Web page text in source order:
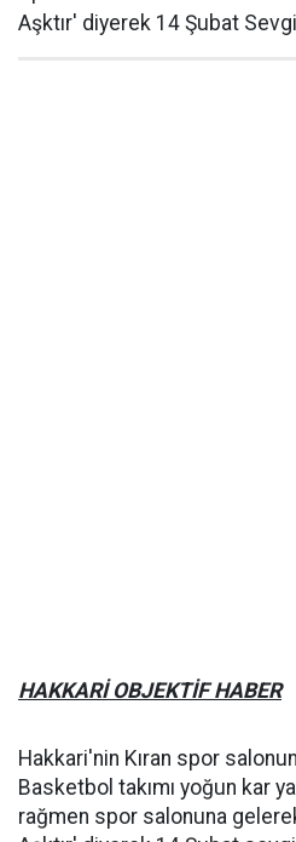
Aşktır' diyerek 14 Şubat
HAKKARİ OBJEKTİF HABER
Hakkari'nin Kıran spor
Basketbol takımı yoğun kar
rağmen spor salonuna